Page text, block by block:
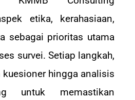
etika, kerahasiaan,
sebagai prioritas utama
survei. Setiap langkah,
hingga analisis
untuk memastikan